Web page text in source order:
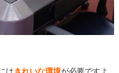
はきれいな環境が必要ですよ